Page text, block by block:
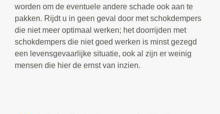
worden om de eventuele andere schade ook aan te
pakken. Rijdt u in geen geval door met schokdempers
die niet meer optimaal werken; het doorrijden met
schokdempers die niet goed werken is minst gezegd
een levensgevaarlijke situatie, ook al zijn er weinig
mensen die hier de ernst van inzien.